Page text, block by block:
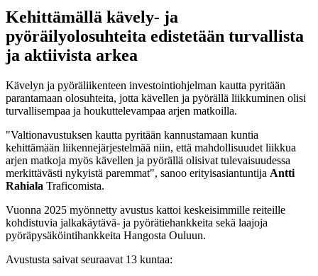
Kehittämällä kävely- ja
pyöräilyolosuhteita edistetään turvallista
ja aktiivista arkea
Kävelyn ja pyöräliikenteen investointiohjelman kautta pyritään
parantamaan olosuhteita, jotta kävellen ja pyörällä liikkuminen olisi
turvallisempaa ja houkuttelevampaa arjen matkoilla.
"Valtionavustuksen kautta pyritään kannustamaan kuntia
kehittämään liikennejärjestelmää niin, että mahdollisuudet liikkua
arjen matkoja myös kävellen ja pyörällä olisivat tulevaisuudessa
merkittävästi nykyistä paremmat", sanoo erityisasiantuntija Antti
Rahiala Traficomista.
Vuonna 2025 myönnetty avustus kattoi keskeisimmille reiteille
kohdistuvia jalkakäytävä- ja pyörätiehankkeita sekä laajoja
pyöräpysäköintihankkeita Hangosta Ouluun.
Avustusta saivat seuraavat 13 kuntaa: